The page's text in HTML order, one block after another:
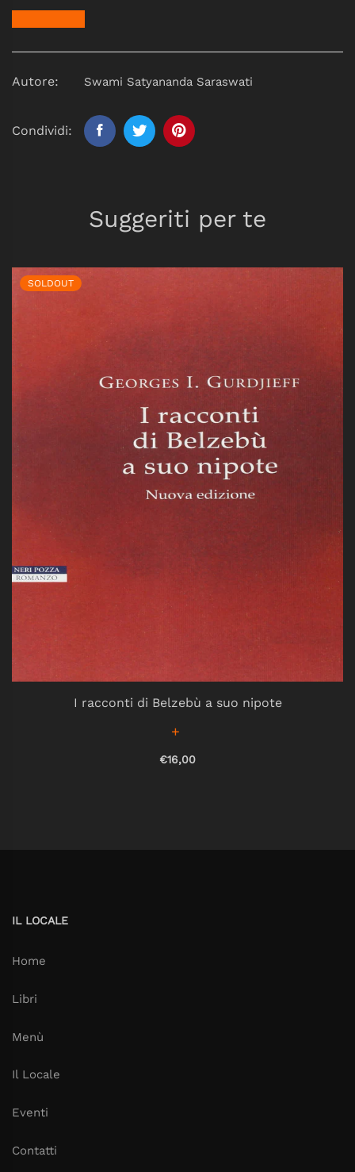
Autore: Swami Satyananda Saraswati
Condividi:
Suggeriti per te
SOLDOUT
I racconti di Belzebù a suo nipote
€16,00
IL LOCALE
Home
Libri
Menù
Il Locale
Eventi
Contatti